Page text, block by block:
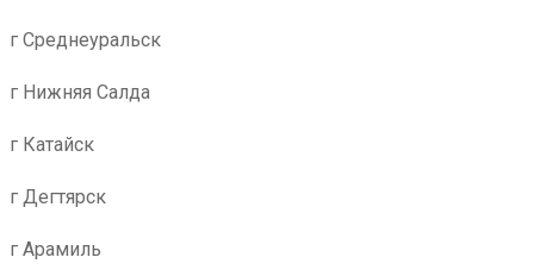
г Среднеуральск
г Нижняя Салда
г Катайск
г Дегтярск
г Арамиль